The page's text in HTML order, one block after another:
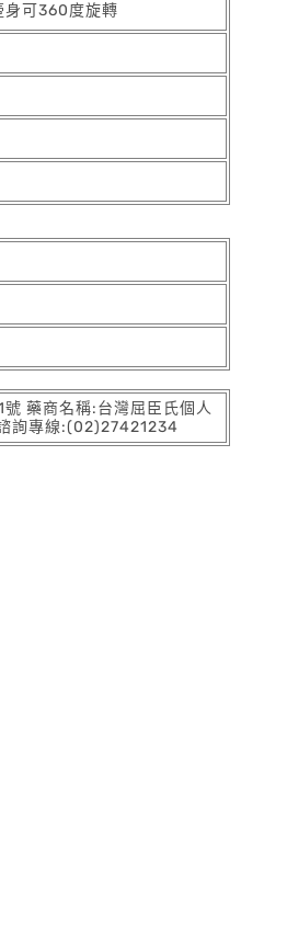
身可360度旋轉
藥商名稱:台灣屈臣氏個人
詢專線:(02)27421234